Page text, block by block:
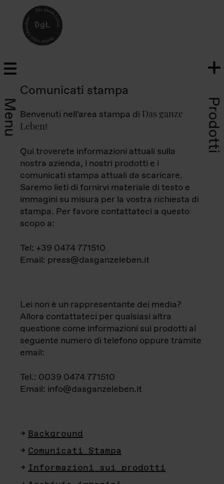
Menu Prodotti
Comunicati stampa
Benvenuti nell'area stampa di Das ganze
Leben!
Qui troverete informazioni attuali sulla
nostra azienda, i nostri prodotti e i
comunicati stampa attuali da scaricare.
Saremo lieti di fornirvi materiale di testo e
immagini su misura per la vostra richiesta di
stampa. Per favore contattateci a questo
scopo a:
Tel: +39 0474 771510
Email: press@dasganzeleben.it
Lei non è un rappresentante dei media?
Allora contattateci per qualsiasi altra
questione come informazioni sui prodotti al
seguente numero di telefono oppure tramite
email:
Tel.: 0039 0474 771510
Email: info@dasganzeleben.it
Background
Comunicati Stampa
Informazioni sui prodotti